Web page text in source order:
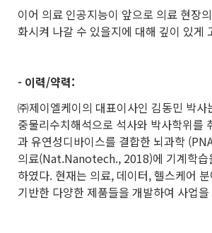
이어 의료 인공지능이 앞으로 의료 현장
화시켜 나갈 수 있을지에 대해 깊이 있게
- 이력/약력:
㈜제이엘케이의 대표이사인 김동민 박사
중물리수치해석으로 석사와 박사학위를
과 유연성디바이스를 결합한 뇌과학
의료(Nat.Nanotech., 2018)에 기계학습
하였다. 현재는 의료, 데이터, 헬스케어
기반한 다양한 제품들을 개발하여 사업